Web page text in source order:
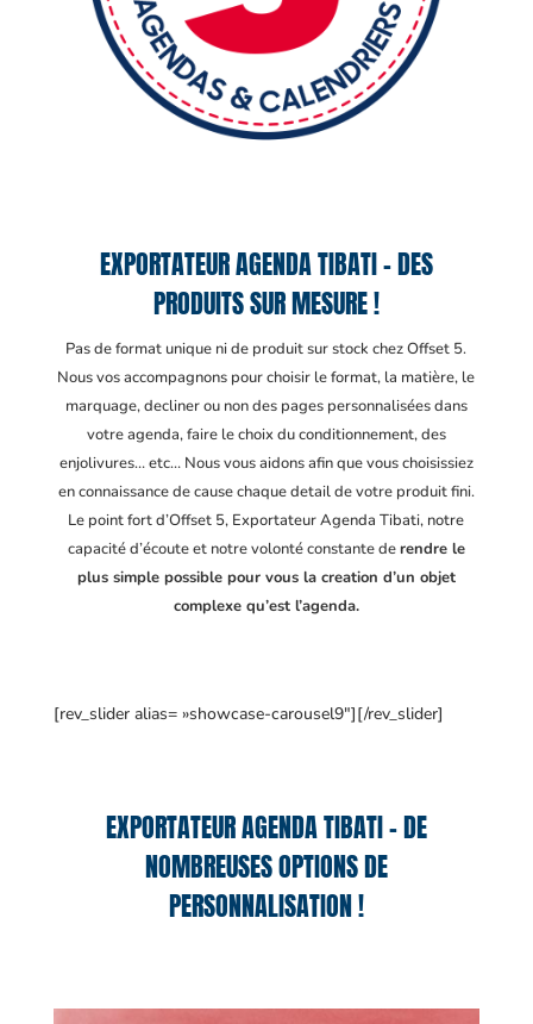
EXPORTATEUR AGENDA TIBATI – DES
PRODUITS SUR MESURE !
Pas de format unique ni de produit sur stock chez Offset 5.
Nous vos accompagnons pour choisir le format, la matière, le
marquage, decliner ou non des pages personnalisées dans
votre agenda, faire le choix du conditionnement, des
enjolivures… etc… Nous vous aidons afin que vous choisissiez
en connaissance de cause chaque detail de votre produit fini.
Le point fort d’Offset 5, Exportateur Agenda Tibati, notre
capacité d’écoute et notre volonté constante derendre le
plus simple possible pour vous la creation d’un objet
complexe qu’est l’agenda.
[rev_slider alias= »showcase-carousel9″][/rev_slider]
EXPORTATEUR AGENDA TIBATI – DE
NOMBREUSES OPTIONS DE
PERSONNALISATION !